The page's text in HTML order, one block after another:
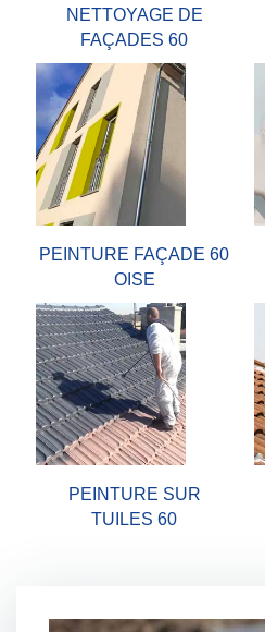
NETTOYAGE DE
FAÇADES 60
PEINTURE FAÇADE 60
OISE
PEINTURE SUR
TUILES 60